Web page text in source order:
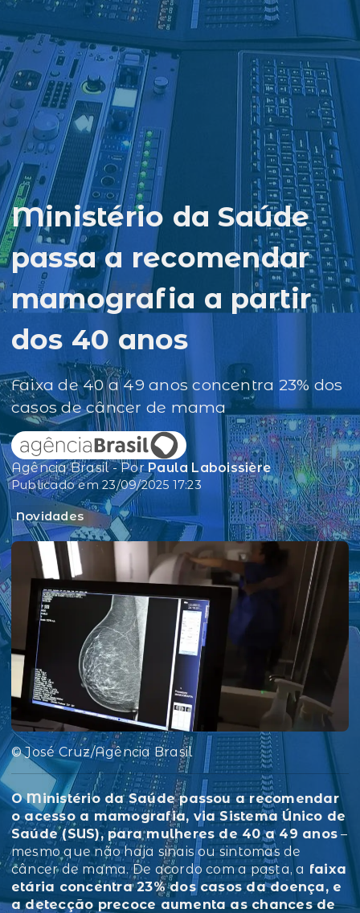
Ministério da Saúde
passa a recomendar
mamografia a partir
dos 40 anos
Faixa de 40 a 49 anos concentra 23% dos
casos de câncer de mama
Agência Brasil - PorPaula Laboissière
Publicado em 23/09/2025 17:23
Novidades
© José Cruz/Agência Brasil
O Ministério da Saúde passou a recomendar
o acesso a mamografia, via Sistema Único de
Saúde (SUS), para mulheres de 40 a 49 anos –
mesmo que não haja sinais ou sintomas de
câncer de mama. De acordo com a pasta, a faixa
etária concentra 23% dos casos da doença, e
a detecção precoce aumenta as chances de